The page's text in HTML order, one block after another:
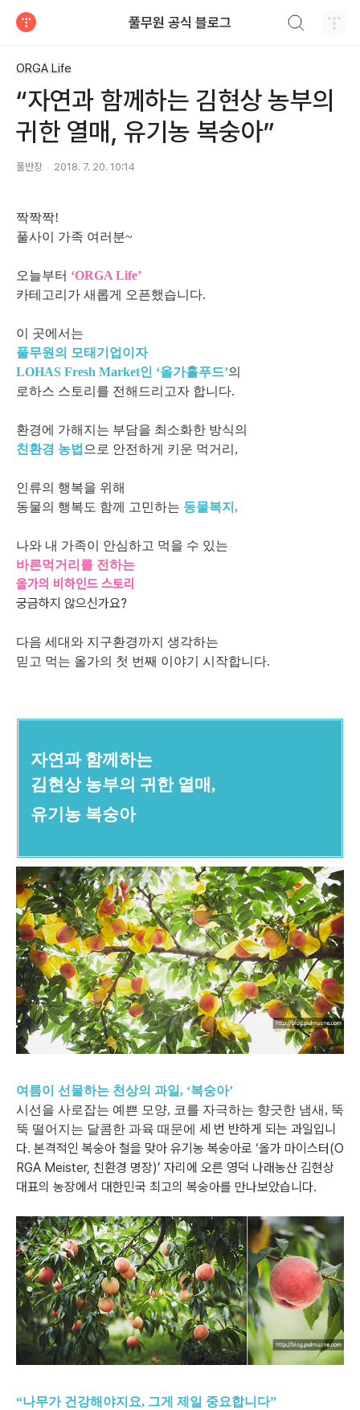
풀무원 공식 블로그
ORGA Life
“자연과 함께하는 김현상 농부의
귀한 열매, 유기농 복숭아”
풀반장 2018. 7. 20. 10:14
짝짝짝!
풀사이 가족 여러분~
오늘부터 ‘ORGA Life’
카테고리가 새롭게 오픈했습니다.
이 곳에서는
풀무원의 모태기업이자
LOHAS Fresh Market인 ‘올가홀푸드’의
로하스 스토리를 전해드리고자 합니다.
환경에 가해지는 부담을 최소화한 방식의
친환경 농법 으로 안전하게 키운 먹거리,
인류의 행복을 위해
동물의 행복도 함께 고민하는 동물복지,
나와 내 가족이 안심하고 먹을 수 있는
바른먹거리를 전하는
올가의 비하인드 스토리
궁금하지 않으신가요?
다음 세대와 지구환경까지 생각하는
믿고 먹는 올가의 첫 번째 이야기 시작합니다.
자연과 함께하는
김현상 농부의 귀한 열매,
유기농 복숭아
여름이 선물하는 천상의 과일, ‘복숭아’
시선을 사로잡는 예쁜 모양, 코를 자극하는 향긋한 냄새, 뚝
뚝 떨어지는 달콤한 과육 때문에 세 번 반하게 되는 과일입니
다. 본격적인 복숭아 철을 맞아 유기농 복숭아로 ‘올가 마이스터(O
RGA Meister, 친환경 명장)’ 자리에 오른 영덕 나래농산 김현상
대표의 농장에서 대한민국 최고의 복숭아를 만나보았습니다.
“나무가 건강해야지요, 그게 제일 중요합니다”